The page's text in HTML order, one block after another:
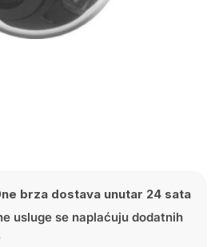
brza dostava unutar 24 sata
usluge se naplaćuju dodatnih